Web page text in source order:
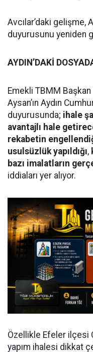
Avcılar’daki gelişme,
duyurusunu yeniden
AYDIN’DAKİ
Emekli TBMM Başkan
Aysan’ın Aydın
duyurusunda; ihale
avantajlı hale
rekabetin
usulsüzlük yapıldığı,
bazı imalatların
iddiaları yer alıyor.
Özellikle Efeler ilçesi
yapım ihalesi dikkat